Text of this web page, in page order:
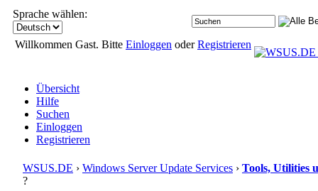
Sprache wählen:
Willkommen Gast. Bitte Einloggen oderRegistrieren
Übersicht
Hilfe
Suchen
Einloggen
Registrieren
WSUS.DE › Windows Server Update Services › Tools, Utilities
?